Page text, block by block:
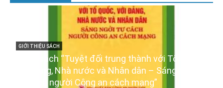
GIỚI THIỆU SÁCH
Cuốn sách “Tuyệt đối trung thành với Tổ quốc,
với Đảng, Nhà nước và Nhân dân – Sáng ngời
tư cách người Công an cách mạng”